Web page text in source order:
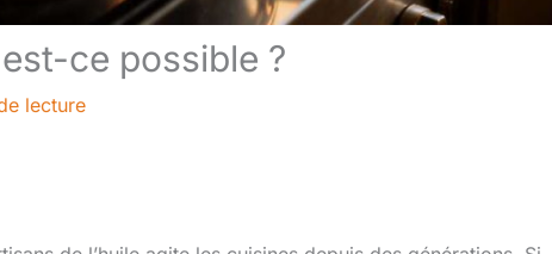
ce possible ?
lecture